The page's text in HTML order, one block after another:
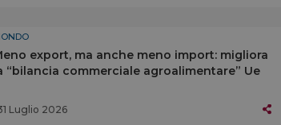
export, ma anche meno import: migliora
“bilancia commerciale agroalimentare” Ue
Luglio 2026